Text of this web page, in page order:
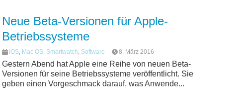
Neue Beta-Versionen für Apple-
Betriebssysteme
iOS, Mac OS, Smartwatch, Software 8. März 2016
Gestern Abend hat Apple eine Reihe von neuen Beta-
Versionen für seine Betriebssysteme veröffentlicht. Sie
geben einen Vorgeschmack darauf, was Anwende...